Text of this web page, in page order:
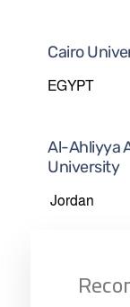
Cairo
EGYPT
Al-Ahliyya
University
Jordan